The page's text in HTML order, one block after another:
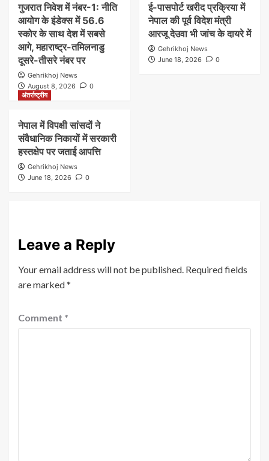
गुजरात निवेश में नंबर-1: नीति
आयोग के इंडेक्स में 56.6
स्कोर के साथ देश में सबसे
आगे, महाराष्ट्र-तमिलनाडु
दूसरे-तीसरे नंबर पर
Gehrikhoj News
August 8, 2026
0
ई-पासपोर्ट खरीद प्रक्रिया में
नेपाल की पूर्व विदेश मंत्री
आरजू देउवा भी जांच के दायरे में
Gehrikhoj News
June 18, 2026
0
अंतर्राष्ट्रीय
नेपाल में विपक्षी सांसदों ने
संवैधानिक निकायों में सरकारी
हस्तक्षेप पर जताई आपत्ति
Gehrikhoj News
June 18, 2026
0
Leave a Reply
Your email address will not be published. Required fields
are marked*
Comment *